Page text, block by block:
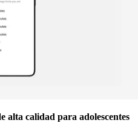
alta calidad para adolescentes